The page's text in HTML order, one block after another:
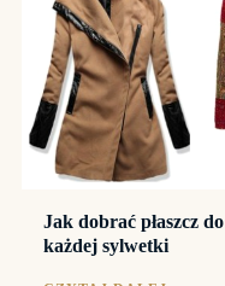
Jak dobrać płaszcz
każdej sylwetki